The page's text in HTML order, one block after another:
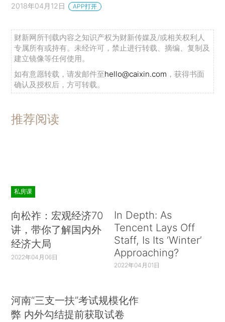
2018年04月12日 APP打开
财新网所刊载内容之知识产权为财新传媒及/或相关权利人
专属所有或持有。未经许可，禁止进行转载、摘编、复制及
建立镜像等任何使用。
如有意愿转载，请发邮件至hello@caixin.com ，获得书面
确认及授权后，方可转载。
推荐阅读
私房课
向松祚：宏观经济70
讲，带你了解国内外
经济大局
2022年04月06日
In Depth: As
Tencent Lays Off
Staff, Is Its ‘Winter’
Approaching?
2022年04月01日
河南“三支一扶”考试规模化作
弊 内外勾结提前获取试卷